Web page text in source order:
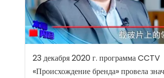
23 декабря 2020 г. программа CCTV
«Происхождение бренда» провела